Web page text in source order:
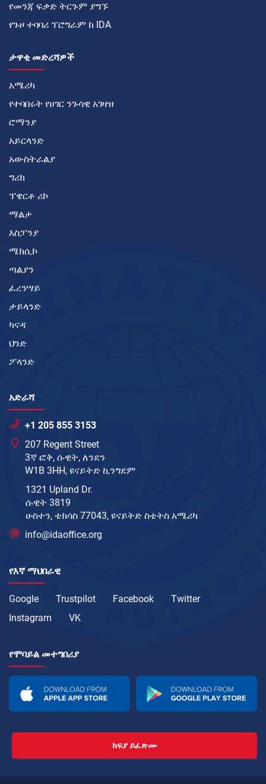
የመንጃ ፍቃድ ትርጉም ያግኙ
የጉዞ ተባባሪ ፕሮግራም ከ IDA
ታዋቂ መድረሻዎች
አሜሪካ
የተባበሩት የሀገር ንጉሳዊ አገዛዝ
ሮማንያ
አይርላንድ
አውስትራልያ
ግሪክ
ፕዌርቶ ሪኮ
ማልታ
እስፓንያ
ሜክሲኮ
ጣልያን
ፈረንሣይ
ታይላንድ
ካናዳ
ህንድ
ፖላንድ
አድራሻ
+1 205 855 3153
207 Regent Street
3ኛ ፎቅ, ሱዊት, ለንደን
W1B 3HH, ዩናይትድ ኪንግደም
1321 Upland Dr.
ሱዊት 3819
ሁስተን, ቴክሳስ 77043, ዩናይትድ ስቴትስ አሜሪካ
info@idaoffice.org
የእኛ ማህበራዊ
Google Trustpilot Facebook
Twitter
Instagram
VK
የሞባይል መተግበሪያ
ክፍያ ይፈጽሙ